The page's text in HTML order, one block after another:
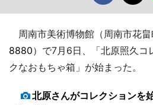
周南市美術博物館（周南市花畠
8880）で7月6日、「北原照久コ
クなおもちゃ箱」が始まった。
北原さんがコレクションを